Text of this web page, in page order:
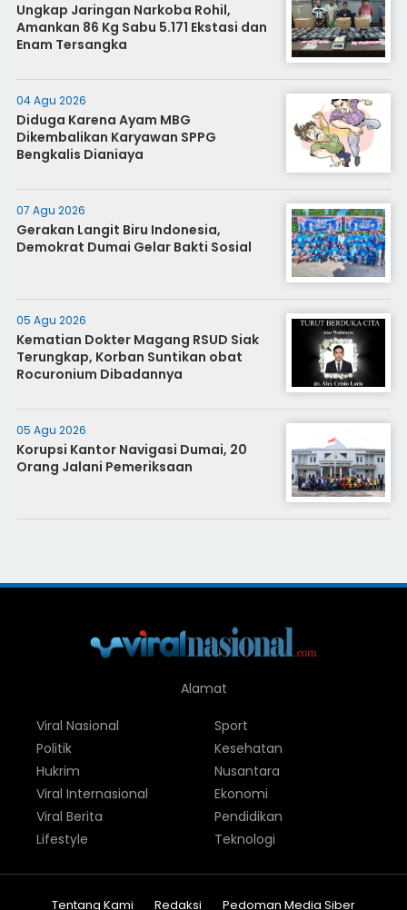
Ungkap Jaringan Narkoba Rohil,
Amankan 86 Kg Sabu 5.171 Ekstasi dan
Enam Tersangka
04 Agu 2026
Diduga Karena Ayam MBG
Dikembalikan Karyawan SPPG
Bengkalis Dianiaya
07 Agu 2026
Gerakan Langit Biru Indonesia,
Demokrat Dumai Gelar Bakti Sosial
05 Agu 2026
Kematian Dokter Magang RSUD Siak
Terungkap, Korban Suntikan obat
Rocuronium Dibadannya
05 Agu 2026
Korupsi Kantor Navigasi Dumai, 20
Orang Jalani Pemeriksaan
Alamat
Viral Nasional
Politik
Hukrim
Viral Internasional
Viral Berita
Lifestyle
Sport
Kesehatan
Nusantara
Ekonomi
Pendidikan
Teknologi
Tentang Kami Redaksi Pedoman Media Siber